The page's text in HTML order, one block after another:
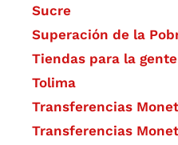
Sucre
Superación de la
Tiendas para la gente
Tolima
Transferencias
Transferencias